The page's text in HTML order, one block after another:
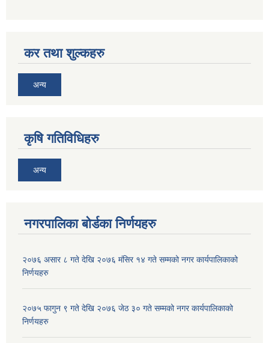
कर तथा शुल्कहरु
अन्य
कृषि गतिविधिहरु
अन्य
नगरपालिका बोर्डका निर्णयहरु
२०७६ असार ८ गते देखि २०७६ मंसिर १४ गते सम्मको नगर कार्यपालिकाको
निर्णयहरु
२०७५ फागुन ९ गते देखि २०७६ जेठ ३० गते सम्मको नगर कार्यपालिकाको
निर्णयहरु